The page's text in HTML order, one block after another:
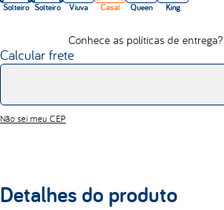
Solteiro Solteiro Viuva Casal Queen King
Conhece as políticas de entrega?
Calcular frete
Não sei meu CEP
Detalhes do produto